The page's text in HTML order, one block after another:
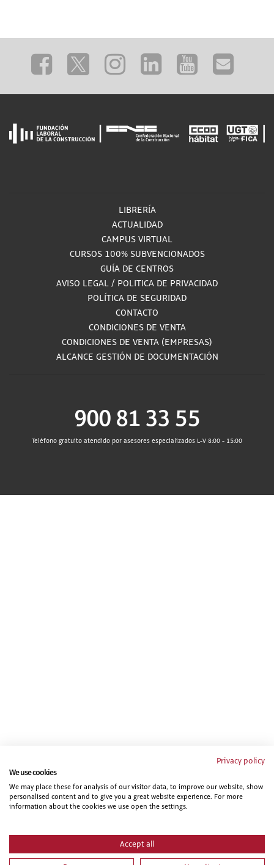
LIBRERÍA
ACTUALIDAD
CAMPUS VIRTUAL
CURSOS 100% SUBVENCIONADOS
GUÍA DE CENTROS
AVISO LEGAL / POLITICA DE PRIVACIDAD
POLÍTICA DE SEGURIDAD
CONTACTO
CONDICIONES DE VENTA
CONDICIONES DE VENTA (EMPRESAS)
ALCANCE GESTIÓN DE DOCUMENTACIÓN
900 81 33 55
Teléfono gratuito atendido por asesores especializados L-V 8:00 - 15:00
Privacy policy
We use cookies
We may place these for analysis of our visitor data, to improve our website, show
personalised content and to give you a great website experience. For more
information about the cookies we use open the settings.
Accept all